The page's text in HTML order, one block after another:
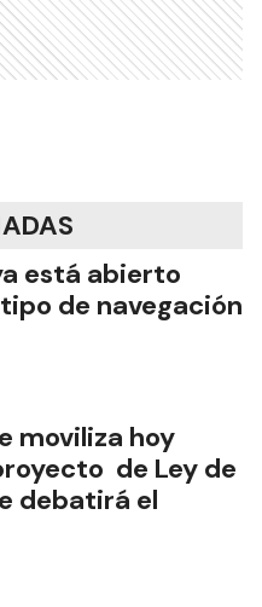
está abierto
de navegación
moviliza hoy
de Ley de
debatirá el